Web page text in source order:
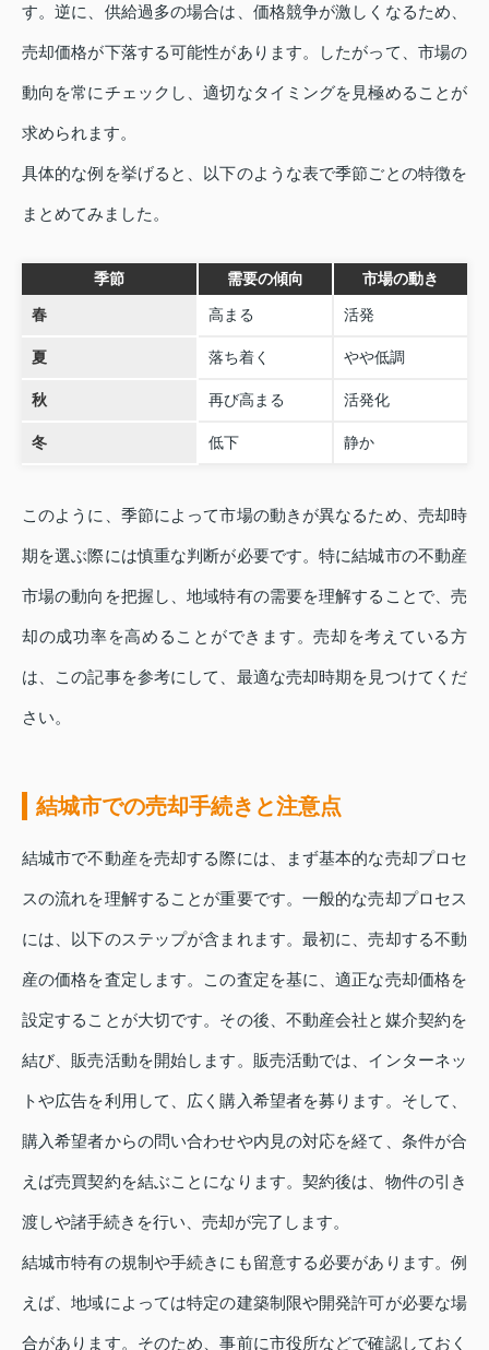
す。逆に、供給過多の場合は、価格競争が激しくなるため、
売却価格が下落する可能性があります。したがって、市場の
動向を常にチェックし、適切なタイミングを見極めることが
求められます。
具体的な例を挙げると、以下のような表で季節ごとの特徴を
まとめてみました。
季節 需要の傾向 市場の動き
春 高まる 活発
夏 落ち着く やや低調
秋 再び高まる 活発化
冬 低下 静か
このように、季節によって市場の動きが異なるため、売却時
期を選ぶ際には慎重な判断が必要です。特に結城市の不動産
市場の動向を把握し、地域特有の需要を理解することで、売
却の成功率を高めることができます。売却を考えている方
は、この記事を参考にして、最適な売却時期を見つけてくだ
さい。
結城市での売却手続きと注意点
結城市で不動産を売却する際には、まず基本的な売却プロセ
スの流れを理解することが重要です。一般的な売却プロセス
には、以下のステップが含まれます。最初に、売却する不動
産の価格を査定します。この査定を基に、適正な売却価格を
設定することが大切です。その後、不動産会社と媒介契約を
結び、販売活動を開始します。販売活動では、インターネッ
トや広告を利用して、広く購入希望者を募ります。そして、
購入希望者からの問い合わせや内見の対応を経て、条件が合
えば売買契約を結ぶことになります。契約後は、物件の引き
渡しや諸手続きを行い、売却が完了します。
結城市特有の規制や手続きにも留意する必要があります。例
えば、地域によっては特定の建築制限や開発許可が必要な場
合があります。そのため、事前に市役所などで確認しておく